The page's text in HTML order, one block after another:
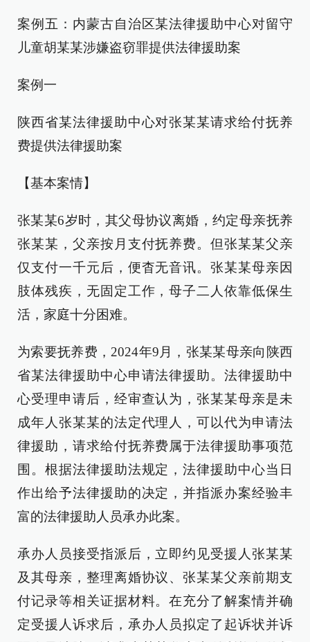
案例五：内蒙古自治区某法律援助中心对留守
儿童胡某某涉嫌盗窃罪提供法律援助案
案例一
陕西省某法律援助中心对张某某请求给付抚养
费提供法律援助案
【基本案情】
张某某6岁时，其父母协议离婚，约定母亲抚养
张某某，父亲按月支付抚养费。但张某某父亲
仅支付一千元后，便杳无音讯。张某某母亲因
肢体残疾，无固定工作，母子二人依靠低保生
活，家庭十分困难。
为索要抚养费，2024年9月，张某某母亲向陕西
省某法律援助中心申请法律援助。法律援助中
心受理申请后，经审查认为，张某某母亲是未
成年人张某某的法定代理人，可以代为申请法
律援助，请求给付抚养费属于法律援助事项范
围。根据法律援助法规定，法律援助中心当日
作出给予法律援助的决定，并指派办案经验丰
富的法律援助人员承办此案。
承办人员接受指派后，立即约见受援人张某某
及其母亲，整理离婚协议、张某某父亲前期支
付记录等相关证据材料。在充分了解案情并确
定受援人诉求后，承办人员拟定了起诉状并诉